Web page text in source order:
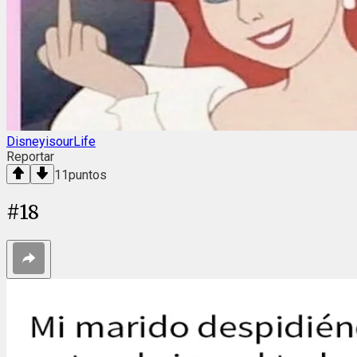
DisneyisourLife
Reportar
11puntos
#18